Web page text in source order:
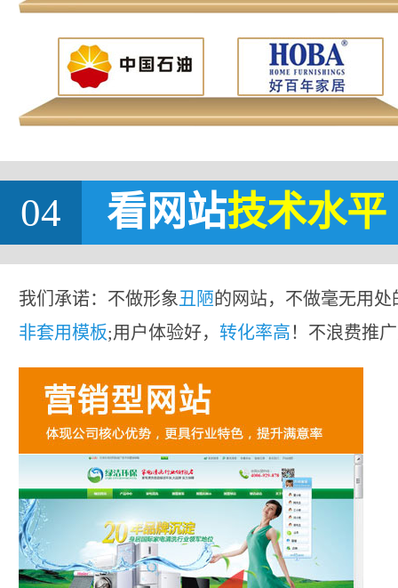
04 看网站技术水平
我们承诺：不做形象丑陋的网站，不做毫无用处
非套用模板;用户体验好， 转化率高！不浪费推